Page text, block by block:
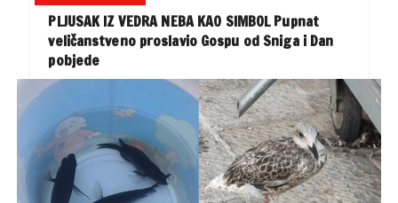
PLJUSAK IZ VEDRA NEBA KAO SIMBOL Pupnat
veličanstveno proslavio Gospu od Sniga i Dan
pobjede